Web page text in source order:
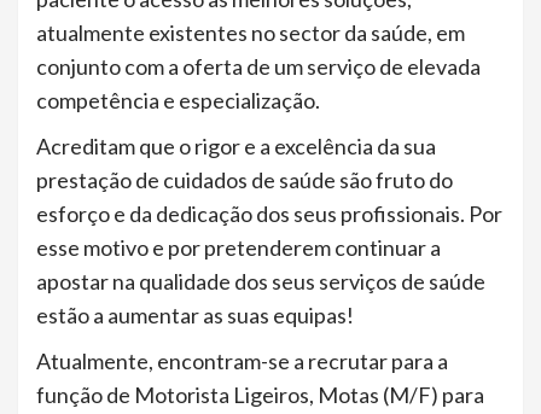
atualmente existentes no sector da saúde, em
conjunto com a oferta de um serviço de elevada
competência e especialização.
Acreditam que o rigor e a excelência da sua
prestação de cuidados de saúde são fruto do
esforço e da dedicação dos seus profissionais. Por
esse motivo e por pretenderem continuar a
apostar na qualidade dos seus serviços de saúde
estão a aumentar as suas equipas!
Atualmente, encontram-se a recrutar para a
função de Motorista Ligeiros, Motas (M/F) para